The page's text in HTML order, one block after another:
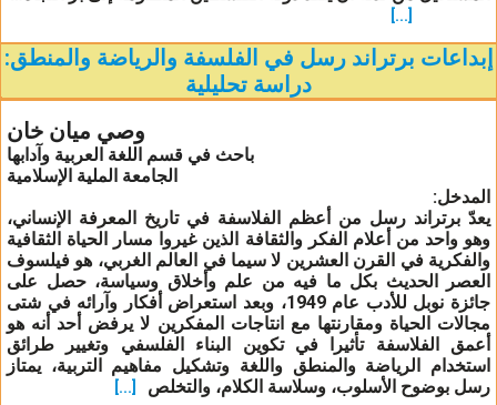
[...]
إبداعات برتراند رسل في الفلسفة والرياضة والمنطق:
دراسة تحليلية
وصي ميان خان
باحث في قسم اللغة العربية وآدابها
الجامعة الملية الإسلامية
المدخل:
يعدّ برتراند رسل من أعظم الفلاسفة في تاريخ المعرفة الإنساني،
وهو واحد من أعلام الفكر والثقافة الذين غيروا مسار الحياة الثقافية
والفكرية في القرن العشرين لا سيما في العالم الغربي، هو فيلسوف
العصر الحديث بكل ما فيه من علم وأخلاق وسياسة، حصل على
جائزة نوبل للأدب عام 1949، وبعد استعراض أفكار وآرائه في شتى
مجالات الحياة ومقارنتها مع انتاجات المفكرين لا يرفض أحد أنه هو
أعمق الفلاسفة تأثيرا في تكوين البناء الفلسفي وتغيير طرائق
استخدام الرياضة والمنطق واللغة وتشكيل مفاهيم التربية، يمتاز
رسل بوضوح الأسلوب، وسلاسة الكلام، والتخلص
[...]